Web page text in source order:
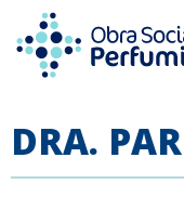
DRA.